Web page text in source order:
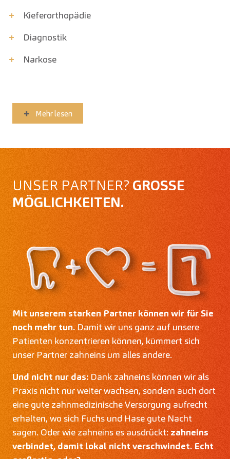
+
Kiefer­orthopädie
+
Diagnostik
+
Narkose
Mehr lesen
UNSER PARTNER? GROSSE M
ÖGLICHKEITEN.
Mit unserem starken Partner können wir für Sie
noch mehr tun. Damit wir uns ganz auf unsere
Patienten konzentrieren können, kümmert sich
unser Partner zahneins um alles andere.
Und nicht nur das: Dank zahneins können wir als
Praxis nicht nur weiter wachsen, sondern auch dort
eine gute zahnmedizinische Versorgung aufrecht
erhalten, wo sich Fuchs und Hase gute Nacht
sagen. Oder wie zahneins es ausdrückt: zahneins
verbindet, damit lokal nicht verschwindet. Echt